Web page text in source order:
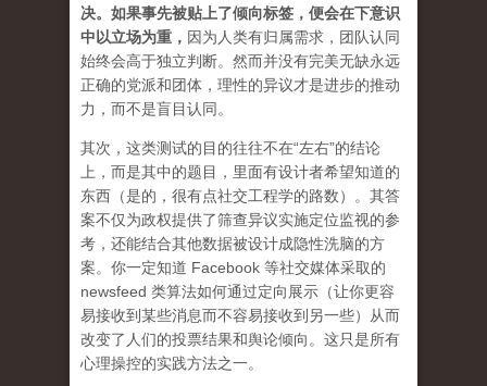
决。如果事先被贴上了倾向标签，便会在下意识
中以立场为重 ， 因为人类有归属需求，团队认同
始终会高于独立判断。然而并没有完美无缺永远
正确的党派和团体，理性的异议才是进步的推动
力，而不是盲目认同。
其次，这类测试的目的往往不在“左右”的结论
上，而是其中的题目，里面有设计者希望知道的
东西（是的，很有点社交工程学的路数）。其答
案不仅为政权提供了筛查异议实施定位监视的参
考，还能结合其他数据被设计成隐性洗脑的方
案。你一定知道 Facebook 等社交媒体采取的
newsfeed 类算法如何通过定向展示（让你更容
易接收到某些消息而不容易接收到另一些）从而
改变了人们的投票结果和舆论倾向。这只是所有
心理操控的实践方法之一。